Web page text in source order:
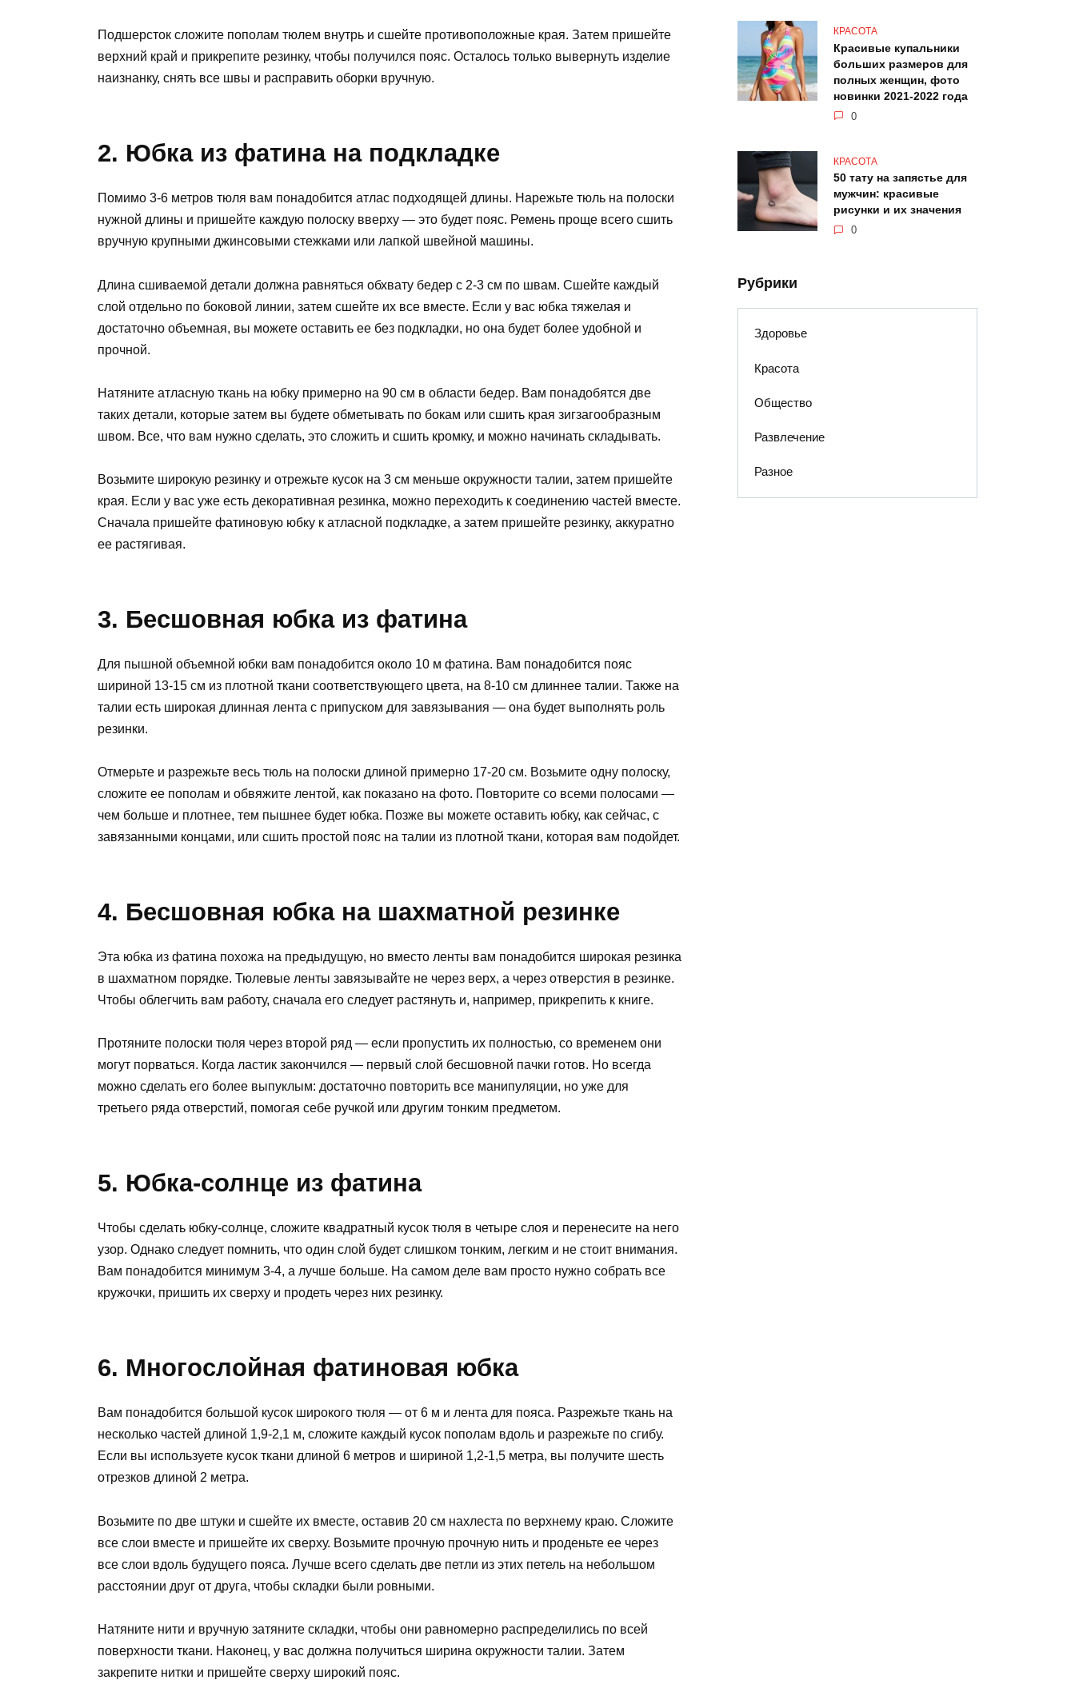
Подшерсток сложите пополам тюлем внутрь и сшейте противоположные края. Затем пришейте
верхний край и прикрепите резинку, чтобы получился пояс. Осталось только вывернуть изделие
наизнанку, снять все швы и расправить оборки вручную.
2. Юбка из фатина на подкладке
Помимо 3-6 метров тюля вам понадобится атлас подходящей длины. Нарежьте тюль на полоски
нужной длины и пришейте каждую полоску вверху — это будет пояс. Ремень проще всего сшить
вручную крупными джинсовыми стежками или лапкой швейной машины.
Длина сшиваемой детали должна равняться обхвату бедер с 2-3 см по швам. Сшейте каждый
слой отдельно по боковой линии, затем сшейте их все вместе. Если у вас юбка тяжелая и
достаточно объемная, вы можете оставить ее без подкладки, но она будет более удобной и
прочной.
Натяните атласную ткань на юбку примерно на 90 см в области бедер. Вам понадобятся две
таких детали, которые затем вы будете обметывать по бокам или сшить края зигзагообразным
швом. Все, что вам нужно сделать, это сложить и сшить кромку, и можно начинать складывать.
Возьмите широкую резинку и отрежьте кусок на 3 см меньше окружности талии, затем пришейте
края. Если у вас уже есть декоративная резинка, можно переходить к соединению частей вместе.
Сначала пришейте фатиновую юбку к атласной подкладке, а затем пришейте резинку, аккуратно
ее растягивая.
3. Бесшовная юбка из фатина
Для пышной объемной юбки вам понадобится около 10 м фатина. Вам понадобится пояс
шириной 13-15 см из плотной ткани соответствующего цвета, на 8-10 см длиннее талии. Также на
талии есть широкая длинная лента с припуском для завязывания — она ​​будет выполнять роль
резинки.
Отмерьте и разрежьте весь тюль на полоски длиной примерно 17-20 см. Возьмите одну полоску,
сложите ее пополам и обвяжите лентой, как показано на фото. Повторите со всеми полосами —
чем больше и плотнее, тем пышнее будет юбка. Позже вы можете оставить юбку, как сейчас, с
завязанными концами, или сшить простой пояс на талии из плотной ткани, которая вам подойдет.
4. Бесшовная юбка на шахматной резинке
Эта юбка из фатина похожа на предыдущую, но вместо ленты вам понадобится широкая резинка
в шахматном порядке. Тюлевые ленты завязывайте не через верх, а через отверстия в резинке.
Чтобы облегчить вам работу, сначала его следует растянуть и, например, прикрепить к книге.
Протяните полоски тюля через второй ряд — если пропустить их полностью, со временем они
могут порваться. Когда ластик закончился — первый слой бесшовной пачки готов. Но всегда
можно сделать его более выпуклым: достаточно повторить все манипуляции, но уже для
третьего ряда отверстий, помогая себе ручкой или другим тонким предметом.
5. Юбка-солнце из фатина
Чтобы сделать юбку-солнце, сложите квадратный кусок тюля в четыре слоя и перенесите на него
узор. Однако следует помнить, что один слой будет слишком тонким, легким и не стоит внимания.
Вам понадобится минимум 3-4, а лучше больше. На самом деле вам просто нужно собрать все
кружочки, пришить их сверху и продеть через них резинку.
6. Многослойная фатиновая юбка
Вам понадобится большой кусок широкого тюля — от 6 м и лента для пояса. Разрежьте ткань на
несколько частей длиной 1,9-2,1 м, сложите каждый кусок пополам вдоль и разрежьте по сгибу.
Если вы используете кусок ткани длиной 6 метров и шириной 1,2-1,5 метра, вы получите шесть
отрезков длиной 2 метра.
Возьмите по две штуки и сшейте их вместе, оставив 20 см нахлеста по верхнему краю. Сложите
все слои вместе и пришейте их сверху. Возьмите прочную прочную нить и проденьте ее через
все слои вдоль будущего пояса. Лучше всего сделать две петли из этих петель на небольшом
расстоянии друг от друга, чтобы складки были ровными.
Натяните нити и вручную затяните складки, чтобы они равномерно распределились по всей
поверхности ткани. Наконец, у вас должна получиться ширина окружности талии. Затем
закрепите нитки и пришейте сверху широкий пояс.
КРАСОТА
Красивые купальники
больших размеров для
полных женщин, фото
новинки 2021-2022 года
0
КРАСОТА
50 тату на запястье для
мужчин: красивые
рисунки и их значения
0
Рубрики
Здоровье
Красота
Общество
Развлечение
Разное